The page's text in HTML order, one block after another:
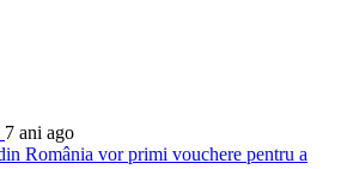
7 ani ago